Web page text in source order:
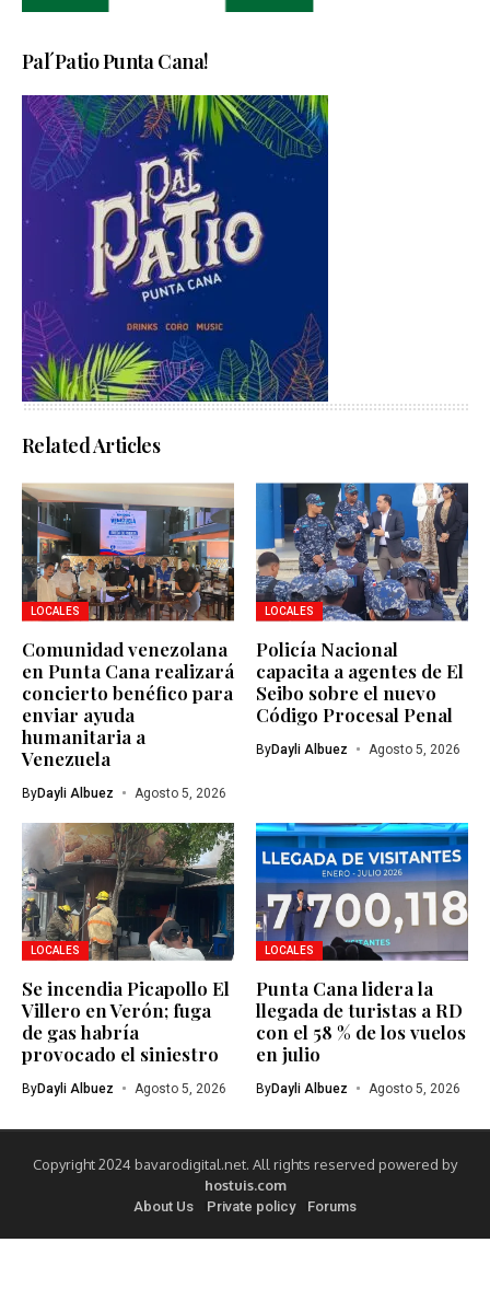
Pal´Patio Punta Cana!
Related Articles
LOCALES
Comunidad venezolana
en Punta Cana realizará
concierto benéfico para
enviar ayuda
humanitaria a
Venezuela
ByDayli Albuez Agosto 5, 2026
LOCALES
Policía Nacional
capacita a agentes de El
Seibo sobre el nuevo
Código Procesal Penal
ByDayli Albuez Agosto 5, 2026
LOCALES
Se incendia Picapollo El
Villero en Verón; fuga
de gas habría
provocado el siniestro
ByDayli Albuez Agosto 5, 2026
LOCALES
Punta Cana lidera la
llegada de turistas a RD
con el 58 % de los vuelos
en julio
ByDayli Albuez Agosto 5, 2026
Copyright 2024 bavarodigital.net. All rights reserved powered by
hostuis.com
About Us Private policy Forums